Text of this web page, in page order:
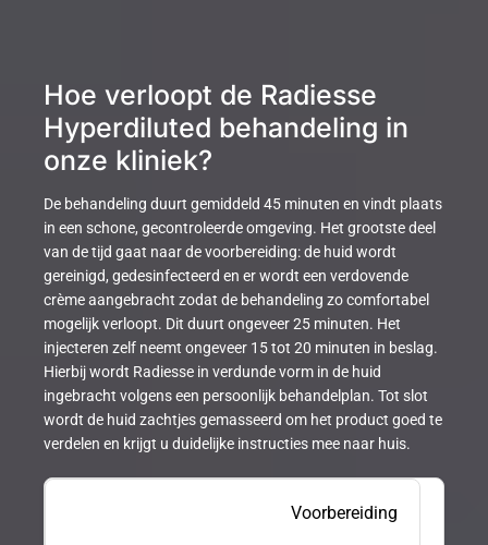
Hoe verloopt de Radiesse
Hyperdiluted behandeling in
onze kliniek?
De behandeling duurt gemiddeld 45 minuten en vindt plaats
in een schone, gecontroleerde omgeving. Het grootste deel
van de tijd gaat naar de voorbereiding: de huid wordt
gereinigd, gedesinfecteerd en er wordt een verdovende
crème aangebracht zodat de behandeling zo comfortabel
mogelijk verloopt. Dit duurt ongeveer 25 minuten. Het
injecteren zelf neemt ongeveer 15 tot 20 minuten in beslag.
Hierbij wordt Radiesse in verdunde vorm in de huid
ingebracht volgens een persoonlijk behandelplan. Tot slot
wordt de huid zachtjes gemasseerd om het product goed te
verdelen en krijgt u duidelijke instructies mee naar huis.
Voorbereiding